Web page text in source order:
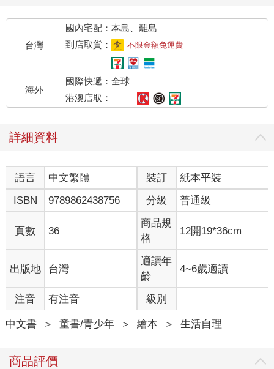
台灣
國內宅配：本島、離島
到店取貨：
不限金額免運費
海外
國際快遞：全球
港澳店取：
詳細資料
語言 中文繁體 裝訂
紙本平裝
ISBN
9789862438756 分級 普通級
頁數 36
商品規
格
12開19*36cm
出版地 台灣
適讀年
齡
4~6歲適讀
注音 有注音 級別
中文書 ＞ 童書/青少年 ＞ 繪本 ＞ 生活自理
商品評價